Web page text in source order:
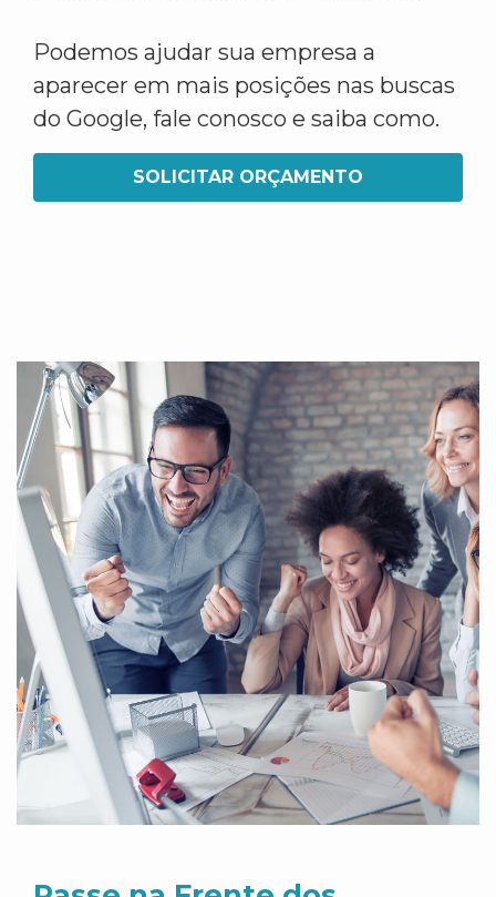
Podemos ajudar sua empresa a
aparecer em mais posições nas buscas
do Google, fale conosco e saiba como.
SOLICITAR ORÇAMENTO